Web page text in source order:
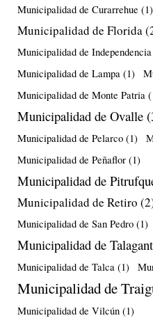
Municipalidad de Curarrehue (1)
Municipalidad de Florida
Municipalidad de Independencia
Municipalidad de Lampa (1)
Municipalidad de Monte Patria
Municipalidad de Ovalle
Municipalidad de Pelarco (1)
Municipalidad de Peñaflor (1)
Municipalidad de
Municipalidad de Retiro
Municipalidad de San Pedro (1)
Municipalidad de
Municipalidad de Talca (1)
Municipalidad de
Municipalidad de Vilcún (1)